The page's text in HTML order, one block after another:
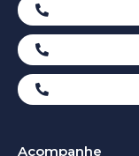
Acompanhe